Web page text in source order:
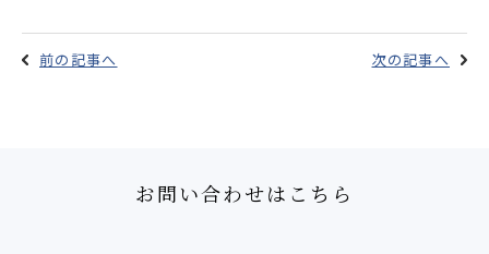
前の記事へ 次の記事へ
お問い合わせはこちら